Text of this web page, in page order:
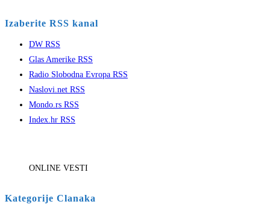
Izaberite RSS kanal
DW RSS
Glas Amerike RSS
Radio Slobodna Evropa RSS
Naslovi.net RSS
Mondo.rs RSS
Index.hr RSS
ONLINE VESTI
Kategorije Clanaka